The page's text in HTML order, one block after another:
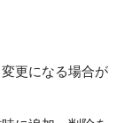
更になる場合が